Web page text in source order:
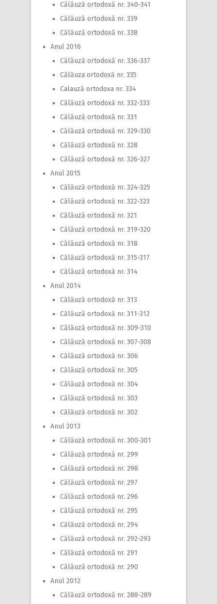
Călăuză ortodoxă nr. 340-341
Călăuză ortodoxă nr. 339
Călăuză ortodoxă nr. 338
Anul 2016
Călăuză ortodoxă nr. 336-337
Călăuza ortodoxă nr. 335
Calauză ortodoxa nr. 334
Călăuză ortodoxă nr. 332-333
Călăuză ortodoxă nr. 331
Călăuză ortodoxă nr. 329-330
Călăuză ortodoxă nr. 328
Călăuză ortodoxă nr. 326-327
Anul 2015
Călăuză ortodoxă nr. 324-325
Călăuză ortodoxă nr. 322-323
Călăuză ortodoxă nr. 321
Călăuză ortodoxă nr. 319-320
Călăuză ortodoxă nr. 318
Călăuză ortodoxă nr. 315-317
Călăuză ortodoxă nr. 314
Anul 2014
Călăuză ortodoxă nr. 313
Călăuză ortodoxă nr. 311-312
Călăuză ortodoxă nr. 309-310
Călăuză ortodoxă nr. 307-308
Călăuză ortodoxă nr. 306
Călăuză ortodoxă nr. 305
Călăuză ortodoxă nr. 304
Călăuză ortodoxă nr. 303
Călăuză ortodoxă nr. 302
Anul 2013
Călăuză ortodoxă nr. 300-301
Călăuză ortodoxă nr. 299
Călăuză ortodoxă nr. 298
Călăuză ortodoxă nr. 297
Călăuză ortodoxă nr. 296
Călăuză ortodoxă nr. 295
Călăuză ortodoxă nr. 294
Călăuză ortodoxă nr. 292-293
Călăuză ortodoxă nr. 291
Călăuză ortodoxă nr. 290
Anul 2012
Călăuză ortodoxă nr. 288-289